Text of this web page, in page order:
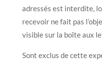
adressés est interdite,
recevoir ne fait pas
visible sur la boîte aux
Sont exclus de cette